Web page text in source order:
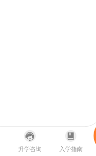
升学咨询 入学指南